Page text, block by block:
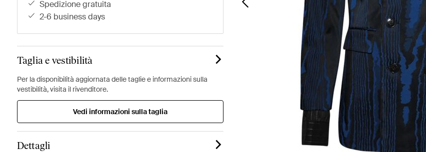
spedizione gratuita
2-6 business days
Taglia e vestibilità
Per la disponibilità aggiornata delle taglie e informazioni sulla
vestibilità, visita il rivenditore.
Vedi informazioni sulla taglia
Dettagli